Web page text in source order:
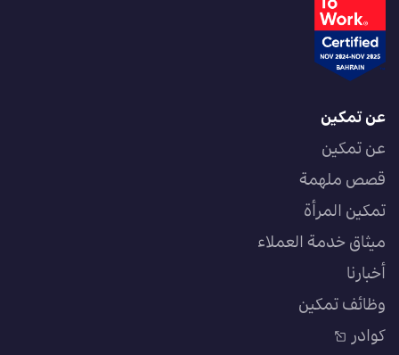
عن تمكين
عن تمكين
قصص ملهمة
تمكين المرأة
ميثاق خدمة العملاء
أخبارنا
وظائف تمكين
كوادر